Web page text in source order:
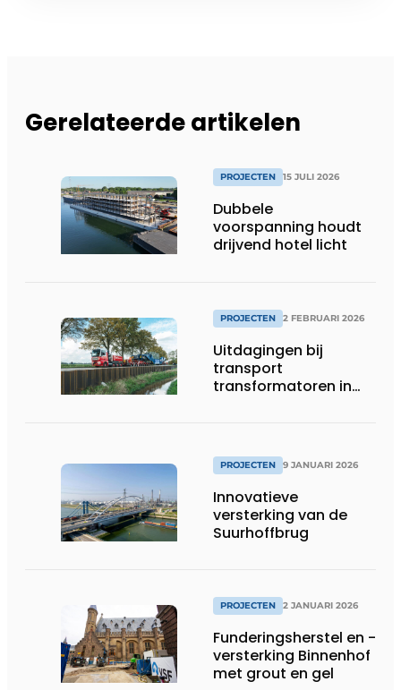
Gerelateerde artikelen
PROJECTEN 15 JULI 2026
Dubbele
voorspanning houdt
drijvend hotel licht
PROJECTEN 2 FEBRUARI 2026
Uitdagingen bij
transport
transformatoren in
PROJECTEN 9 JANUARI 2026
Innovatieve
versterking van de
Suurhoffbrug
PROJECTEN 2 JANUARI 2026
Funderingsherstel en -
versterking Binnenhof
met grout en gel